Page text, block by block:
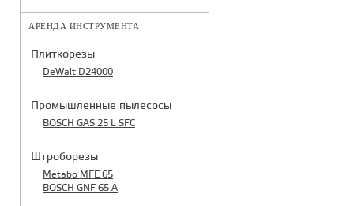
АРЕНДА ИНСТРУМЕНТА
Плиткорезы
DeWalt D24000
Промышленные пылесосы
BOSCH GAS 25 L SFC
Штроборезы
Metabo MFE 65
BOSCH GNF 65 A